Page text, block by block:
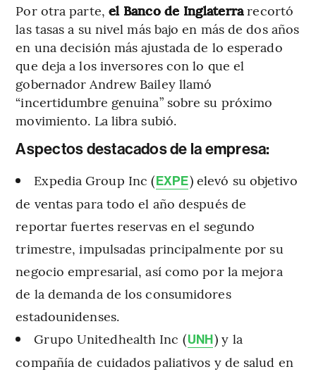
Por otra parte, el Banco de Inglaterrarecortó
las tasas a su nivel más bajo en más de dos años
en una decisión más ajustada de lo esperado
que deja a los inversores con lo que el
gobernador Andrew Bailey llamó
“incertidumbre genuina” sobre su próximo
movimiento. La libra subió.
Aspectos destacados de la empresa:
Expedia Group Inc (EXPE) elevó su objetivo
de ventas para todo el año después de
reportar fuertes reservas en el segundo
trimestre, impulsadas principalmente por su
negocio empresarial, así como por la mejora
de la demanda de los consumidores
estadounidenses.
Grupo Unitedhealth Inc (UNH) y la
compañía de cuidados paliativos y de salud en